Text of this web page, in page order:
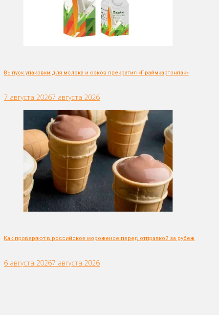
Выпуск упаковки для молока и соков прекратил «Праймкартонпак»
7 августа 20267 августа 2026
Как проверяют в российское мороженое перед отправкой за рубеж
6 августа 20267 августа 2026